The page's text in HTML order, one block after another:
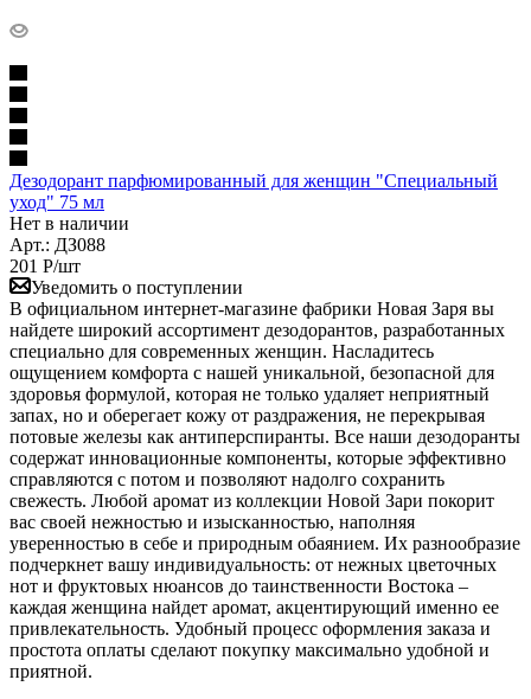
Дезодорант парфюмированный для женщин "Специальный
уход" 75 мл
Нет в наличии
Арт.: ДЗ088
201 Р/шт
Уведомить о поступлении
В официальном интернет-магазине фабрики Новая Заря вы
найдете широкий ассортимент дезодорантов, разработанных
специально для современных женщин. Насладитесь
ощущением комфорта с нашей уникальной, безопасной для
здоровья формулой, которая не только удаляет неприятный
запах, но и оберегает кожу от раздражения, не перекрывая
потовые железы как антиперспиранты. Все наши дезодоранты
содержат инновационные компоненты, которые эффективно
справляются с потом и позволяют надолго сохранить
свежесть. Любой аромат из коллекции Новой Зари покорит
вас своей нежностью и изысканностью, наполняя
уверенностью в себе и природным обаянием. Их разнообразие
подчеркнет вашу индивидуальность: от нежных цветочных
нот и фруктовых нюансов до таинственности Востока –
каждая женщина найдет аромат, акцентирующий именно ее
привлекательность. Удобный процесс оформления заказа и
простота оплаты сделают покупку максимально удобной и
приятной.